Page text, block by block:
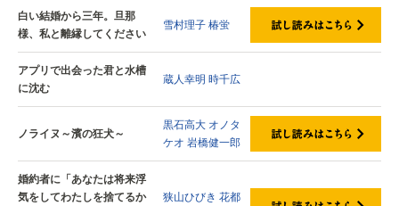
白い結婚から三年。旦那
様、私と離縁してください
雪村理子椿蛍
アプリで出会った君と水槽
に沈む
蔵人幸明 時千広
ノライヌ～濱の狂犬～
黒石高大 オノタ
ケオ 岩橋健一郎
婚約者に「あなたは将来浮
気をしてわたしを捨てるか
狭山ひびき 花都